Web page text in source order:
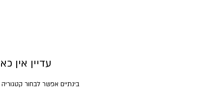
עדיין אין
בינתיים אפשר לבחור